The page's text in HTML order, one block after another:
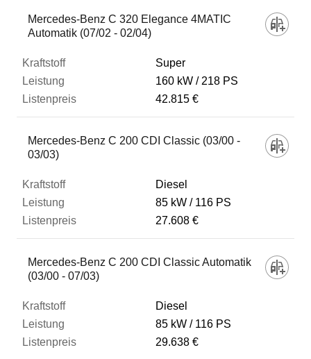
Mercedes-Benz C 320 Elegance 4MATIC
Automatik (07/02 - 02/04)
Super
160 kW
218 PS
42.815 €
Mercedes-Benz C 200 CDI Classic (03/00 -
03/03)
Diesel
85 kW
116 PS
27.608 €
Mercedes-Benz C 200 CDI Classic Automatik
(03/00 - 07/03)
Diesel
85 kW
116 PS
29.638 €